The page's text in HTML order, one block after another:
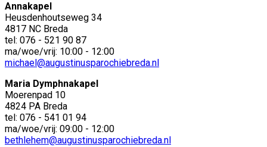
Annakapel
Heusdenhoutseweg 34
4817 NC Breda
tel: 076 - 521 90 87
ma/woe/vrij: 10:00 - 12:00
michael@augustinusparochiebreda.nl
Maria Dymphnakapel
Moerenpad 10
4824 PA Breda
tel: 076 - 541 01 94
ma/woe/vrij: 09:00 - 12:00
bethlehem@augustinusparochiebreda.nl